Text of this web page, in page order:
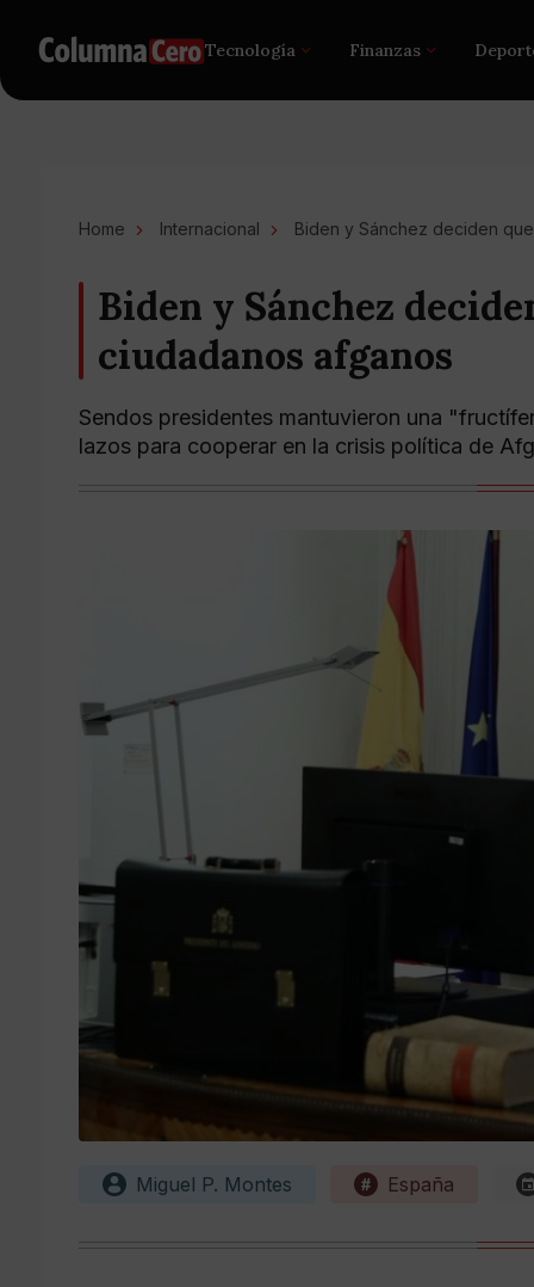
Tecnología Finanzas
Home Internacional Biden y Sánchez deciden
Biden y Sánchez
ciudadanos afganos
Sendos presidentes mantuvieron una
lazos para cooperar en la crisis política de
Miguel P. Montes España